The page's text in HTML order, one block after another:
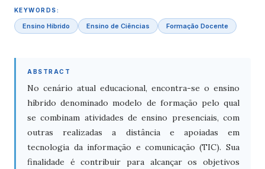
KEYWORDS:
Ensino Híbrido Ensino de Ciências Formação Docente
ABSTRACT
No cenário atual educacional, encontra-se o ensino
híbrido denominado modelo de formação pelo qual
se combinam atividades de ensino presenciais, com
outras realizadas a distância e apoiadas em
tecnologia da informação e comunicação (TIC). Sua
finalidade é contribuir para alcançar os objetivos